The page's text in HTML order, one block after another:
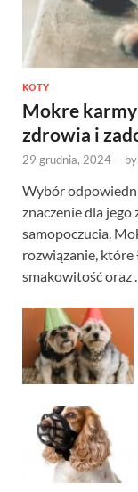
KOTY
Mokre
zdrowia i
29 grudnia, 2024 - by
Wybór
znaczenie dla
samopoczucia.
rozwiązanie, które
smakowitość oraz …